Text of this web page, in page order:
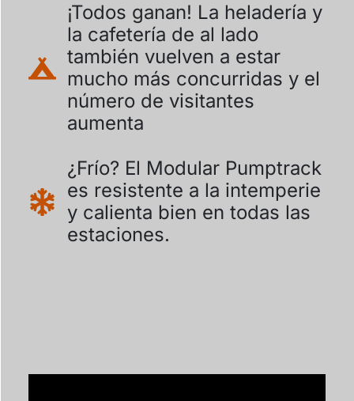
¡Todos ganan! La heladería y
la cafetería de al lado
también vuelven a estar
mucho más concurridas y el
número de visitantes
aumenta
¿Frío? El Modular Pumptrack
es resistente a la intemperie
y calienta bien en todas las
estaciones.